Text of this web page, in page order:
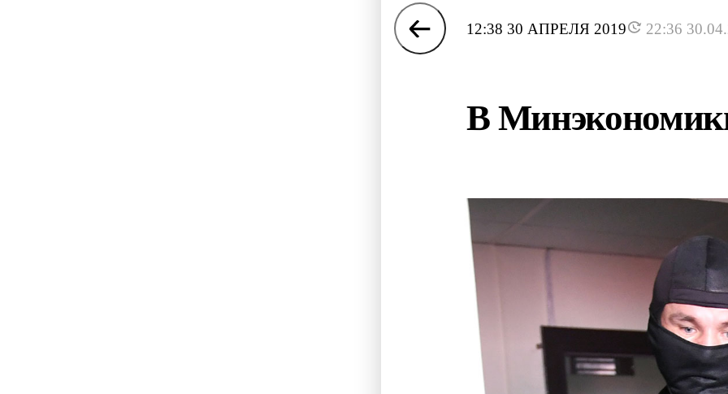
12:38 30 АПРЕЛЯ 2019 22:36
В